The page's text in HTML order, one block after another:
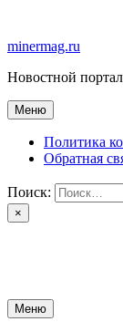
содержимому
minermag.ru
Новостной
Меню
Политика
Обратная
Поиск:
×
Меню